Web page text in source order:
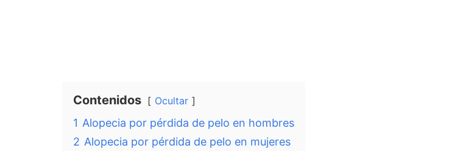
Contenidos Ocultar
1 Alopecia por pérdida de pelo en hombres
2 Alopecia por pérdida de pelo en mujeres